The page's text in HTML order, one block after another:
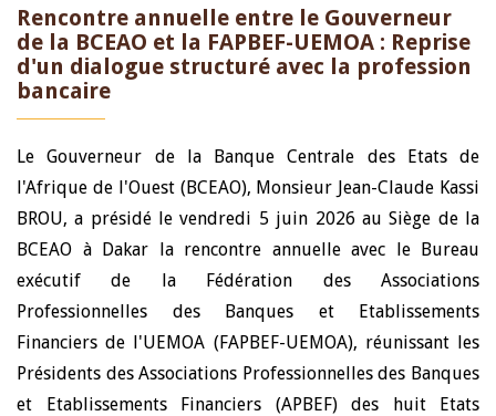
Rencontre annuelle entre le Gouverneur
de la BCEAO et la FAPBEF-UEMOA : Reprise
d'un dialogue structuré avec la profession
bancaire
Le Gouverneur de la Banque Centrale des Etats de
l'Afrique de l'Ouest (BCEAO), Monsieur Jean-Claude Kassi
BROU, a présidé le vendredi 5 juin 2026 au Siège de la
BCEAO à Dakar la rencontre annuelle avec le Bureau
exécutif de la Fédération des Associations
Professionnelles des Banques et Etablissements
Financiers de l'UEMOA (FAPBEF-UEMOA), réunissant les
Présidents des Associations Professionnelles des Banques
et Etablissements Financiers (APBEF) des huit Etats